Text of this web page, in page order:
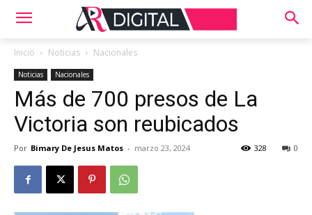
Inicio Noticias Nacionales
Noticias Nacionales
Más de 700 presos de La
Victoria son reubicados
Por Bimary De Jesus Matos - marzo 23, 2024 0
328